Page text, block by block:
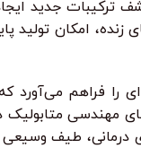
کشف ترکیبات
را فراهم
مهندسی
درمانی، طیف